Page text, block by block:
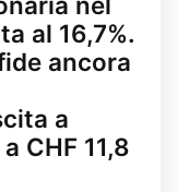
al 16,7%.
ancora
a
CHF 11,8